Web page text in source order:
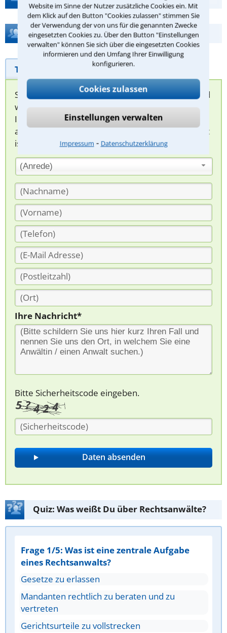
Website im Sinne der Nutzer zusätzliche Cookies ein. Mit
dem Klick auf den Button "Cookies zulassen" stimmen Sie
der Verwendung der von uns für die genannten Zwecke
eingesetzten Cookies zu. Über den Button "Einstellungen
verwalten" können Sie sich über die eingesetzten Cookies
informieren und den Umfang Ihrer Einwilligung
konfigurieren.
Cookies zulassen
Einstellungen verwalten
Impressum ⁃ Datenschutzerklärung
Hilfe bei Ihrer Anwaltsuche?
Telefonhilfe Beratungsanfrage
Sie können hier Ihren Fall schildern. Anschließend
werden sich spezialisierte Rechtsanwälte bei
Ihnen melden, um das weitere Vorgehen
abzuklären. Die Rückmeldung durch einen Anwalt
ist für Sie kostenlos.
(Anrede)
Ihre Nachricht*
Bitte Sicherheitscode eingeben.
Quiz: Was weißt Du über Rechtsanwälte?
Frage 1/5: Was ist eine zentrale Aufgabe
eines Rechtsanwalts?
Gesetze zu erlassen
Mandanten rechtlich zu beraten und zu
vertreten
Gerichtsurteile zu vollstrecken